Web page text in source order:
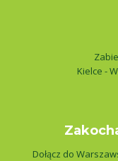
Kielce -
Dołącz do